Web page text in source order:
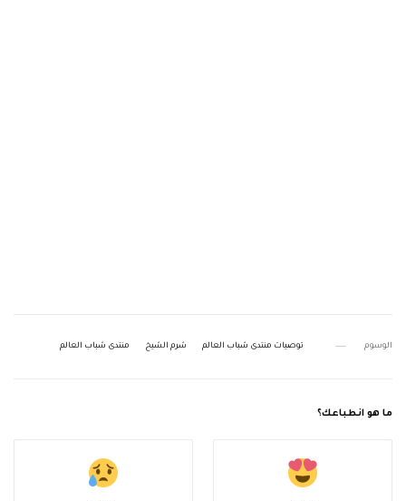
الوسوم توصيات منتدى شباب العالم شرم الشيخ منتدى شباب العالم
ما هو انطباعك؟